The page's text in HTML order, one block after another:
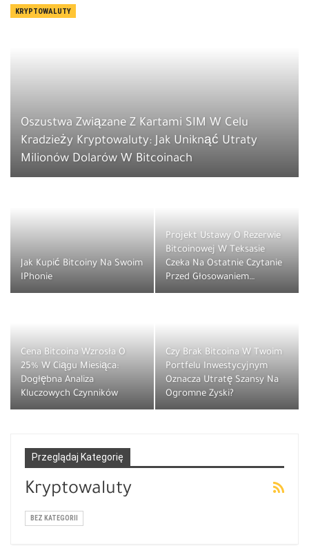
KRYPTOWALUTY
Oszustwa Związane Z Kartami SIM W Celu
Kradzieży Kryptowaluty: Jak Uniknąć Utraty
Milionów Dolarów W Bitcoinach
Jak Kupić Bitcoiny Na Swoim
IPhonie
Projekt Ustawy O Rezerwie
Bitcoinowej W Teksasie
Czeka Na Ostatnie Czytanie
Przed Głosowaniem…
Cena Bitcoina Wzrosła O
25% W Ciągu Miesiąca:
Dogłębna Analiza
Kluczowych Czynników
Czy Brak Bitcoina W Twoim
Portfelu Inwestycyjnym
Oznacza Utratę Szansy Na
Ogromne Zyski?
Przeglądaj Kategorię
Kryptowaluty
BEZ KATEGORII